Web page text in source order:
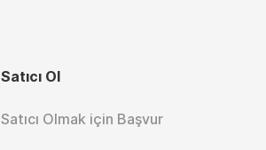
Satıcı Ol
Satıcı Olmak için Başvur